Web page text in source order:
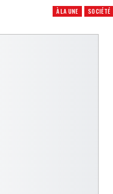
À LA UNE SOCIÉTÉ